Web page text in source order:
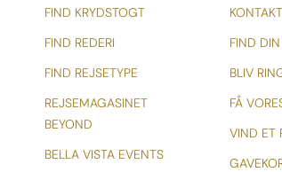
FIND KRYDSTOGT
FIND REDERI
FIND REJSETYPE
REJSEMAGASINET
BEYOND
BELLA VISTA EVENTS
FIND DIN
BLIV
FÅ
VIND ET